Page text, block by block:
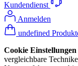
Kundendienst
Anmelden
undefined
Cookie Einstellungen
vergleichbare